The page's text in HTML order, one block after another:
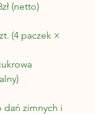
(netto)
(4 paczek ×
dań zimnych i